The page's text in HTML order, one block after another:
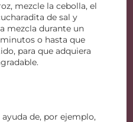
mezcle la cebolla, el
de sal y
mezcla durante un
o hasta que
para que adquiera
de, por ejemplo,